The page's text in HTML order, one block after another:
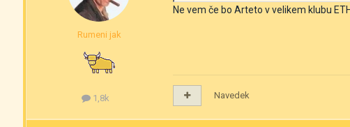
Rumeni jak
1,8k
Ne vem če bo Arteto v velikem klubu
Navedek